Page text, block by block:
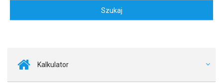
Kalkulator